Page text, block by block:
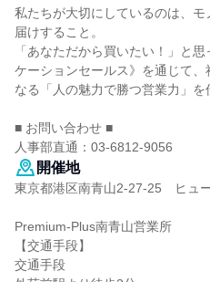
私たちが大切にしているのは、
届けすること。
「あなただから買いたい！」と
ケーションセールス》を通じて
なる「人の魅力で勝つ営業力」を
■ お問い合わせ ■
人事部直通：03-6812-9056
開催地
東京都港区南青山2-27-25 ヒュ
Premium-Plus南青山営業所
【交通手段】
交通手段